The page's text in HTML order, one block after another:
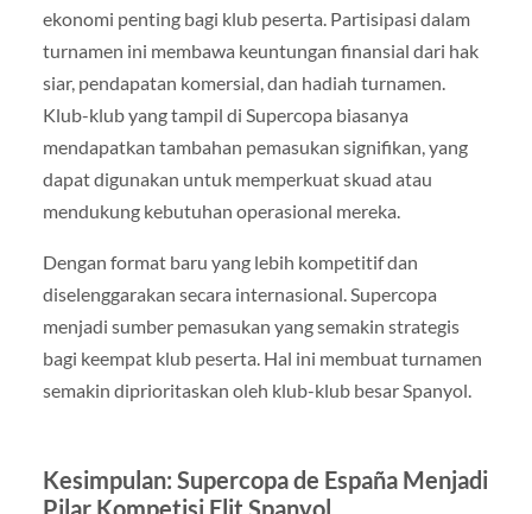
ekonomi penting bagi klub peserta. Partisipasi dalam
turnamen ini membawa keuntungan finansial dari hak
siar, pendapatan komersial, dan hadiah turnamen.
Klub-klub yang tampil di Supercopa biasanya
mendapatkan tambahan pemasukan signifikan, yang
dapat digunakan untuk memperkuat skuad atau
mendukung kebutuhan operasional mereka.
Dengan format baru yang lebih kompetitif dan
diselenggarakan secara internasional. Supercopa
menjadi sumber pemasukan yang semakin strategis
bagi keempat klub peserta. Hal ini membuat turnamen
semakin diprioritaskan oleh klub-klub besar Spanyol.
Kesimpulan: Supercopa de España Menjadi
Pilar Kompetisi Elit Spanyol